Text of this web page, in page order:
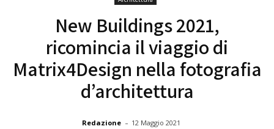
New Buildings 2021,
ricomincia il viaggio di
Matrix4Design nella fotografia
d’architettura
Redazione - 12 Maggio 2021